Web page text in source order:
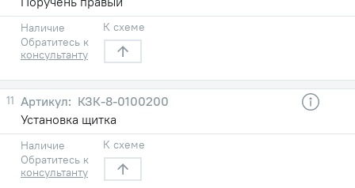
Наличие
Обратитесь к
консультанту
К схеме
11
КЗК-8-0100200
Установка щитка
Наличие
Обратитесь к
консультанту
К схеме